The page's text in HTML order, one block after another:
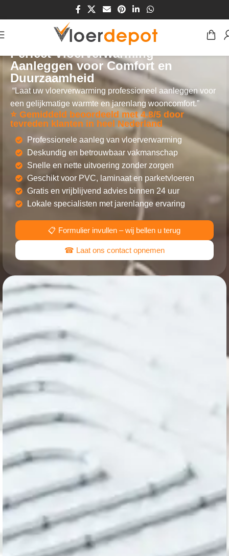
Perfect Vloerverwarming
Aanleggen voor Comfort en
Duurzaamheid
“Laat uw vloerverwarming professioneel aanleggen voor
een gelijkmatige warmte en jarenlang wooncomfort.”
⭐ Gemiddeld beoordeeld met 4.8/5 door
tevreden klanten in heel Nederland
Professionele aanleg van vloerverwarming
Deskundig en betrouwbaar vakmanschap
Snelle en nette uitvoering zonder zorgen
Geschikt voor PVC, laminaat en parketvloeren
Gratis en vrijblijvend advies binnen 24 uur
Lokale specialisten met jarenlange ervaring
📋 Formulier invullen – wij bellen u terug
☎ Laat ons contact opnemen